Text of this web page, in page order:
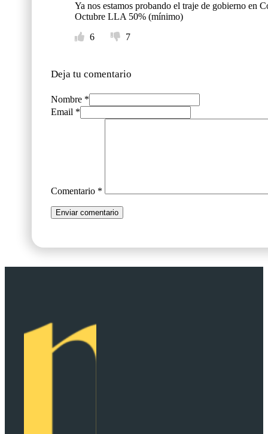
Ya nos estamos probando el traje de gobierno en
Octubre LLA 50% (mínimo)
6
7
Deja tu comentario
Nombre *
Email *
Comentario *